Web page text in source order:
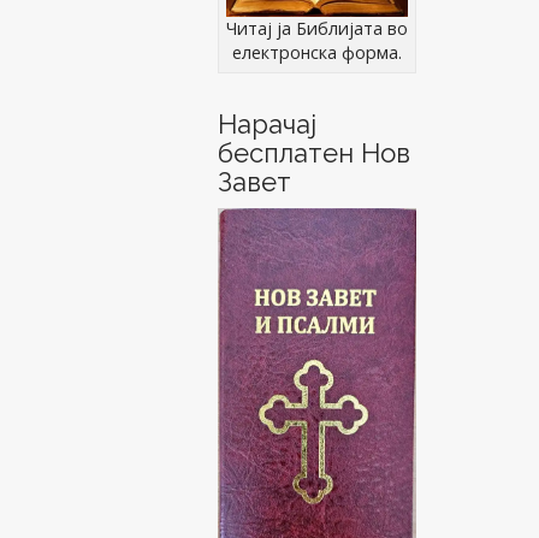
Читај ја Библијата во
електронска форма.
Нарачај
бесплатен Нов
Завет